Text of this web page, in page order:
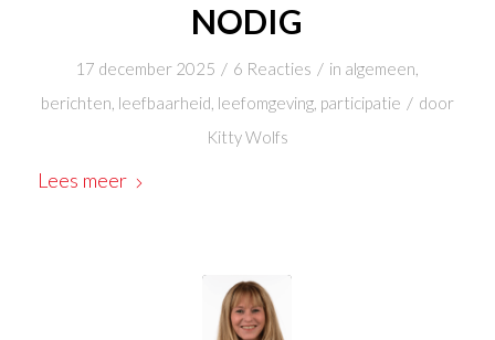
NODIG
17 december 2025 / 6 Reacties / in algemeen,
berichten, leefbaarheid, leefomgeving, participatie / door
Kitty Wolfs
Lees meer